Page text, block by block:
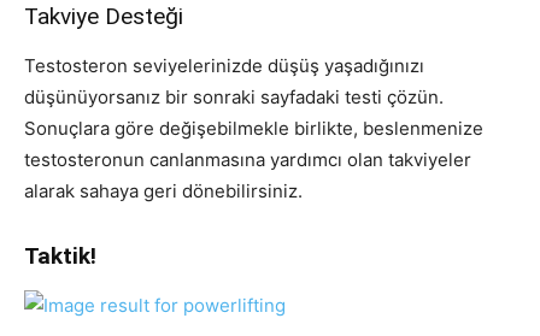
Takviye Desteği
Testosteron seviyelerinizde düşüş yaşadığınızı
düşünüyorsanız bir sonraki sayfadaki testi çözün.
Sonuçlara göre değişebilmekle birlikte, beslenmenize
testosteronun canlanmasına yardımcı olan takviyeler
alarak sahaya geri dönebilirsiniz.
Taktik!